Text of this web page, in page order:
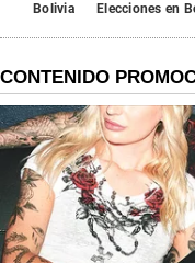
Bolivia Elecciones en